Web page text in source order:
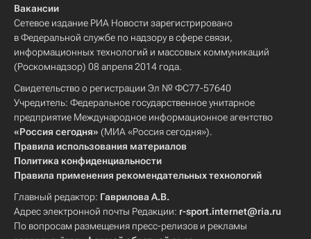
Вакансии
Сетевое издание РИА Новости зарегистрировано
в Федеральной службе по надзору в сфере связи,
информационных технологий и массовых коммуникаций
(Роскомнадзор) 08 апреля 2014 года.
Свидетельство о регистрации Эл № ФС77-57640
Учредитель: Федеральное государственное унитарное
предприятие Международное информационное агентство
«Россия сегодня» (МИА «Россия сегодня»).
Правила использования материалов
Политика конфиденциальности
Правила применения рекомендательных технологий
Главный редактор: Гаврилова А.В.
Адрес электронной почты Редакции: r-sport.internet@ria.ru
По вопросам размещения пресс-релизов и рекламы